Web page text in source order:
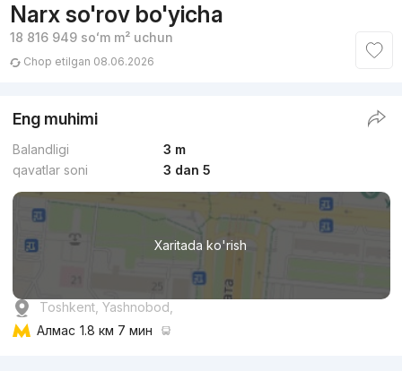
Narx so'rov bo'yicha
18 816 949 soʻmm² uchun
Chop etilgan 08.06.2026
Eng muhimi
Balandligi
3 m
qavatlar soni
3 dan 5
Xaritada ko'rish
Toshkent, Yashnobod,
Алмас 1.8 км 7 мин